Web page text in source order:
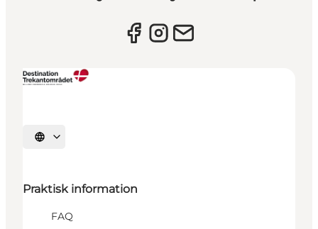
Vælg sprog
Praktisk information
FAQ